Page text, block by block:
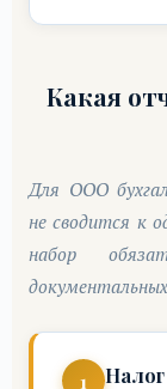
Какая
Для ООО
не сводится к
набор